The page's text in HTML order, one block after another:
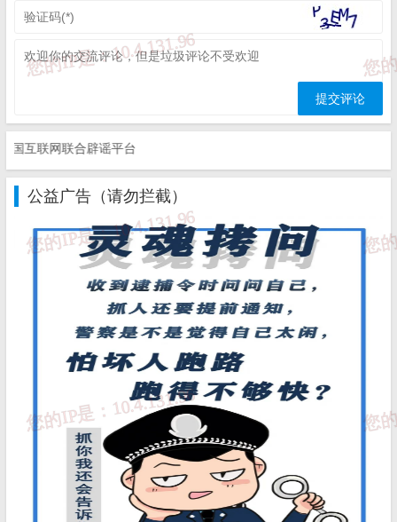
a) 在您注册 而立居（一哥陈的济南工程博客）帐号
时，您根据而立居（一哥陈的济南工程博客）
b) 在您使用而立居（一哥陈的济南工程博客）网络
服务，或访问
台网页时，而立居（一哥陈的济南工程博客）自动
接收并记录的您的浏览器和计算机上的信息，包括
但不限于您的IP地址、浏览器的类型、使用的语
言、访问日期和时间、软硬件特征信息及您需求的
网页记录等数据；
c)而立居（一哥陈的济南工程博客） 通过合法途径
从商业伙伴处取得的用户个人数据。
您了解并同意，以下信息不适用本隐私权政策：
a) 您在使用 而立居（一哥陈的济南工程博客）
提供的搜索服务时输入的关键字信息；
b)而立居（一哥陈的济南工程博客）收集到的您在
联网联合辟谣平台
公益广告（请勿拦截）